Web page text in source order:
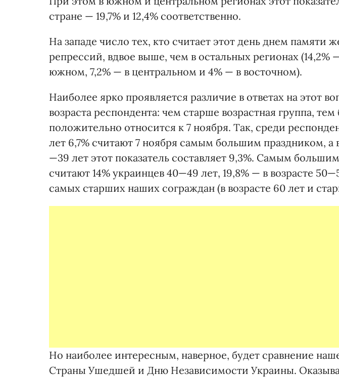
стране — 19,7% и 12,4% соответственно.
На западе число тех, кто считает этот день днем памяти
репрессий, вдвое выше, чем в остальных регионах (14,2%
южном, 7,2% — в центральном и 4% — в восточном).
Наиболее ярко проявляется различие в ответах на этот
возраста респондента: чем старше возрастная группа,
положительно относится к 7 ноября. Так, среди
лет 6,7% считают 7 ноября самым большим праздником, а
—39 лет этот показатель составляет 9,3%. Самым
считают 14% украинцев 40—49 лет, 19,8% — в возрасте
самых старших наших сограждан (в возрасте 60 лет и
Но наиболее интересным, наверное, будет сравнение
Страны Ушедшей и Дню Независимости Украины.